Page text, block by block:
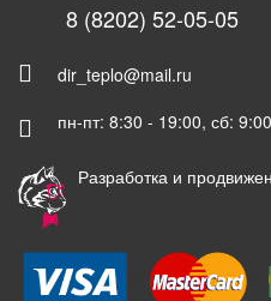
8 (8202) 52-05-05
dir_teplo@mail.ru
пн-пт: 8:30 - 19:00, сб:
Разработка и